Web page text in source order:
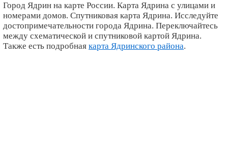
Город Ядрин на карте России. Карта Ядрина с улицами и
номерами домов. Спутниковая карта Ядрина. Исследуйте
достопримечательности города Ядрина. Переключайтесь
между схематической и спутниковой картой Ядрина.
Также есть подробная карта Ядринского района.